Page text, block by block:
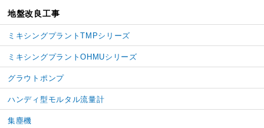
地盤改良工事
ミキシングプラントTMPシリーズ
ミキシングプラントOHMUシリーズ
グラウトポンプ
ハンディ型モルタル流量計
集塵機